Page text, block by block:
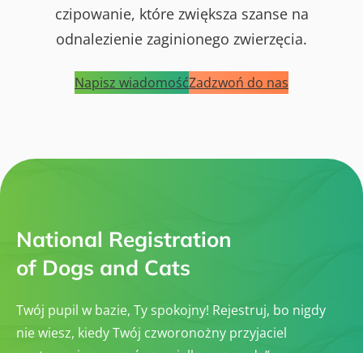
czipowanie, które zwiększa szanse na
odnalezienie zaginionego zwierzęcia.
Napisz wiadomośćZadzwoń do nas
National Registration
of Dogs and Cats
Twój pupil w bazie, Ty spokojny! Rejestruj, bo nigdy
nie wiesz, kiedy Twój czworonożny przyjaciel